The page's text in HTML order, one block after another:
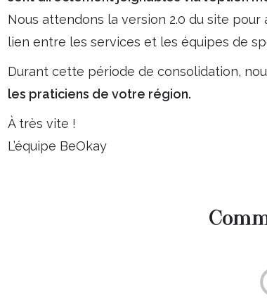
Nous attendons la version 2.0 du site
lien entre les services et les équipes de
Durant cette période de consolidation,
les praticiens de votre région.
À très vite !
L’équipe BeOkay